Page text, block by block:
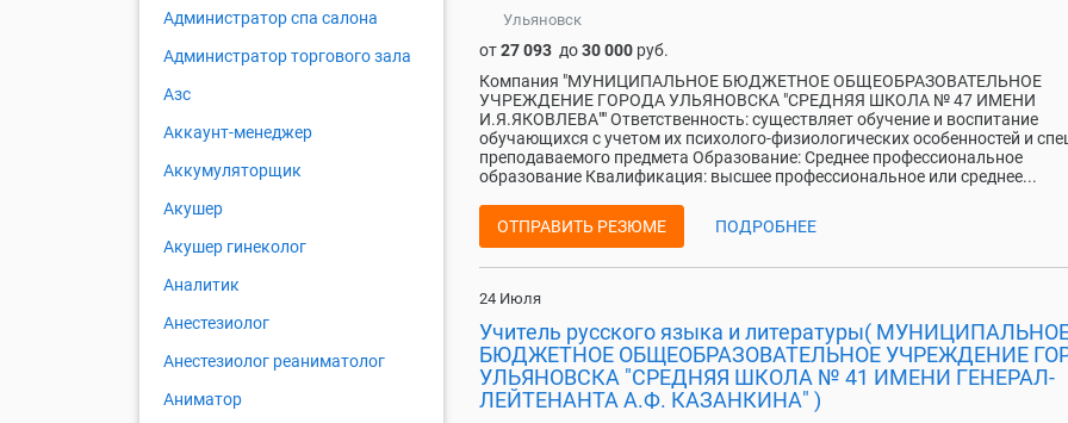
Ульяновск
от27 093 до30 000 руб.
Компания "МУНИЦИПАЛЬНОЕ БЮДЖЕТНОЕ ОБЩЕОБРАЗОВАТЕЛЬНОЕ
УЧРЕЖДЕНИЕ ГОРОДА УЛЬЯНОВСКА "СРЕДНЯЯ ШКОЛА № 47 ИМЕНИ
И.Я.ЯКОВЛЕВА"" Ответственность: существляет обучение и воспитание
обучающихся с учетом их психолого-физиологических особенностей и
преподаваемого предмета Образование: Среднее профессиональное
образование Квалификация: высшее профессиональное или среднее...
ОТПРАВИТЬ РЕЗЮМЕ ПОДРОБНЕЕ
24 Июля
Учитель русского языка и литературы(
БЮДЖЕТНОЕ ОБЩЕОБРАЗОВАТЕЛЬНОЕ УЧРЕЖДЕНИЕ
УЛЬЯНОВСКА "СРЕДНЯЯ ШКОЛА № 41 ИМЕНИ ГЕНЕРАЛ-
ЛЕЙТЕНАНТА А.Ф. КАЗАНКИНА" )
Администратор спа салона
Администратор торгового зала
Азс
Аккаунт-менеджер
Аккумуляторщик
Акушер
Акушер гинеколог
Аналитик
Анестезиолог
Анестезиолог реаниматолог
Аниматор